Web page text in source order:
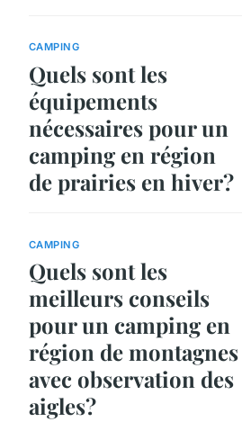
CAMPING
Quels sont les
équipements
nécessaires pour un
camping en région
de prairies en hiver?
CAMPING
Quels sont les
meilleurs conseils
pour un camping en
région de montagnes
avec observation des
aigles?